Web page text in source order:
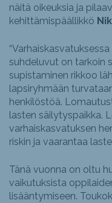
näitä oikeuksia ja
kehittämispäällikkö
suhdeluvut on tarkoin
supistaminen rikkoo
lapsiryhmään
henkilöstöä.
lasten säilytyspaikka.
varhaiskasvatuksen
riskin ja vaarantaa
Tänä vuonna on oltu
vaikutuksista
lisääntymiseen.